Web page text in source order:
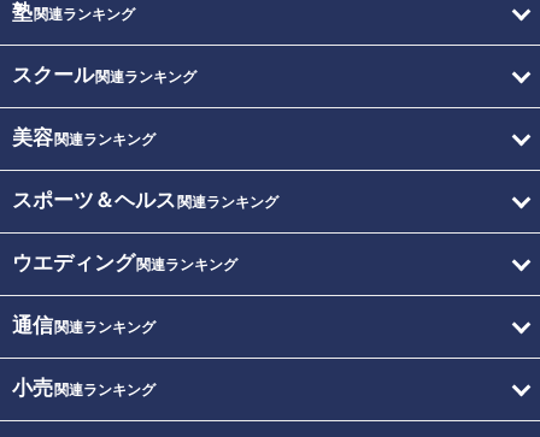
塾関連ランキング
スクール関連ランキング
美容関連ランキング
スポーツ＆ヘルス 関連ランキング
ウエディング関連ランキング
通信関連ランキング
小売関連ランキング